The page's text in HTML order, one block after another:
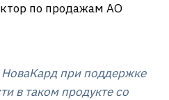
по продажам АО
при поддержке
в таком продукте со